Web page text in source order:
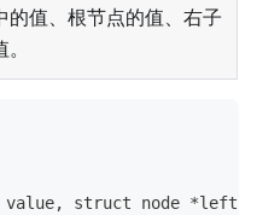
的值、根节点的值、右子
value, struct node